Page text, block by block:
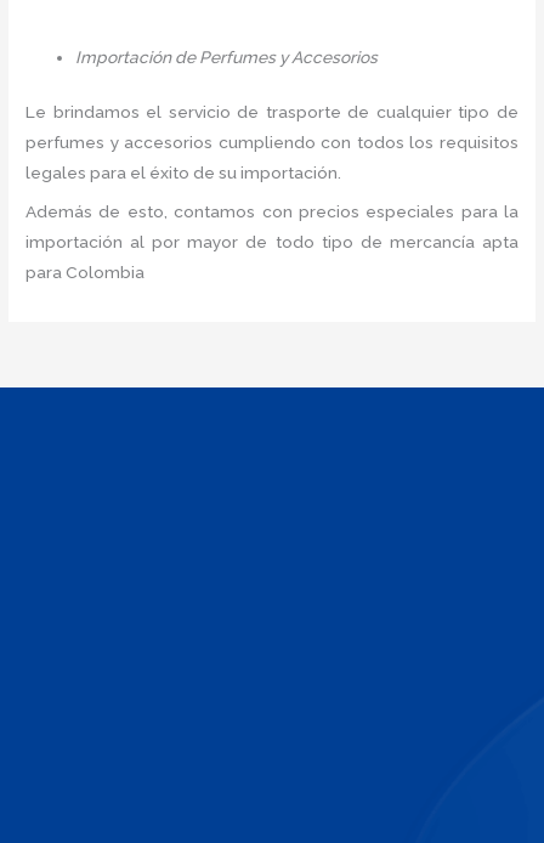
Importación de Perfumes y Accesorios
Le brindamos el servicio de trasporte de cualquier tipo de
perfumes y accesorios cumpliendo con todos los requisitos
legales para el éxito de su importación.
Además de esto, contamos con precios especiales para la
importación al por mayor de todo tipo de mercancía apta
para Colombia